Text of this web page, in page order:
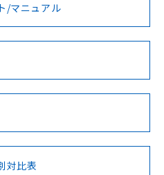
Cd Cr(VI)
/マニュアル
対比表